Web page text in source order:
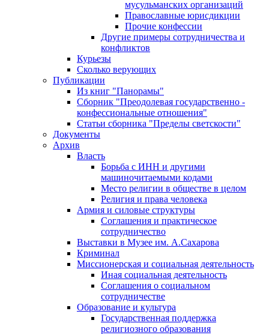
мусульманских организаций
Православные юрисдикции
Прочие конфессии
Другие примеры сотрудничества и
конфликтов
Курьезы
Сколько верующих
Публикации
Из книг "Панорамы"
Сборник "Преодолевая государственно -
конфессиональные отношения"
Статьи сборника "Пределы светскости"
Документы
Архив
Власть
Борьба с ИНН и другими
машиночитаемыми кодами
Место религии в обществе в целом
Религия и права человека
Армия и силовые структуры
Соглашения и практическое
сотрудничество
Выставки в Музее им. А.Сахарова
Криминал
Миссионерская и социальная деятельность
Иная социальная деятельность
Соглашения о социальном
сотрудничестве
Образование и культура
Государственная поддержка
религиозного образования